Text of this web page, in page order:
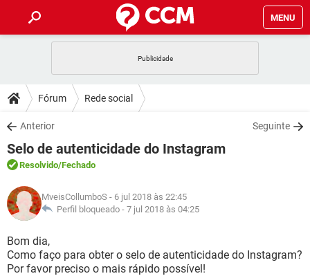
MENU
CELULAR
OUTLOOK
INSTAGRAM GMAIL
GUIA DE COMPRAS
DICAS
JOGOS
OUTLOOK
INSTAGRAM
GUIA DE COMPRAS
DOWNLOADS
JOGOS WHATSAPP
CELULAR
OUTLOOK EXCEL
INSTAGRAM
GUIA DE COMPRAS
FÓRUM
JOGOS
CELULAR FACEBOOK
INSTAGRAM GMAIL
GLOSSÁRIO
JOGOS
CELULAR
OUTLOOK EXCEL
Fórum Rede social
Anterior Seguinte
Selo de autenticidade do Instagram
Resolvido/Fechado
MveisCollumboS - 6 jul 2018 às 22:45
Perfil bloqueado - 7 jul 2018 às 04:25
Bom dia,
Como faço para obter o selo de autenticidade do Instagram?
Por favor preciso o mais rápido possível!